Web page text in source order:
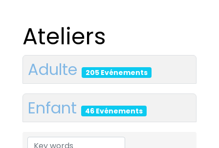
Ateliers
Adulte 205 Evénements
Enfant 46 Evénements